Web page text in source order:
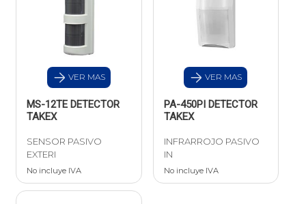
VER MAS
MS-12TE DETECTOR
TAKEX
SENSOR PASIVO
EXTERI
No incluye IVA
VER MAS
PA-450PI DETECTOR
TAKEX
INFRARROJO PASIVO
IN
No incluye IVA